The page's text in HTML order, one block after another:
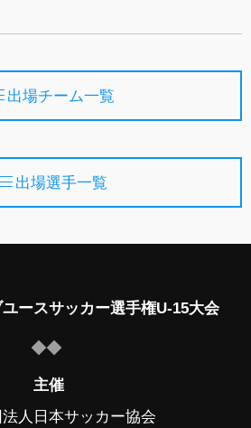
出場チーム一覧
出場選手一覧
ースサッカー選手権U-15大会
主催
人日本サッカー協会